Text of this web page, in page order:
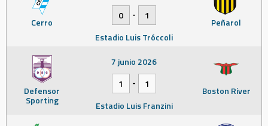
Cerro Peñarol
0
-
1
Estadio Luis Tróccoli
Defensor
Sporting
Boston River
7 junio 2026
1
-
1
Estadio Luis Franzini